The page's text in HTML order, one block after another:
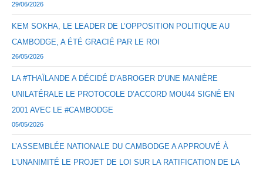
29/06/2026
KEM SOKHA, LE LEADER DE L’OPPOSITION POLITIQUE AU
CAMBODGE, A ÉTÉ GRACIÉ PAR LE ROI
26/05/2026
LA #THAÏLANDE A DÉCIDÉ D’ABROGER D’UNE MANIÈRE
UNILATÉRALE LE PROTOCOLE D’ACCORD MOU44 SIGNÉ EN
2001 AVEC LE #CAMBODGE
05/05/2026
L’ASSEMBLÉE NATIONALE DU CAMBODGE A APPROUVÉ À
L’UNANIMITÉ LE PROJET DE LOI SUR LA RATIFICATION DE LA